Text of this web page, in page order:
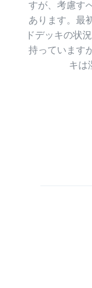
すが、考慮す
あります。最
ドデッキの状
持っています
キは